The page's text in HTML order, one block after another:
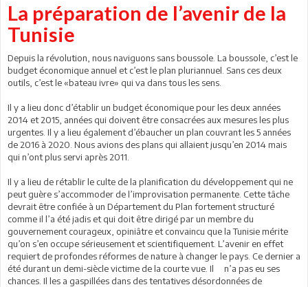
La préparation de l’avenir de la
Tunisie
Depuis la révolution, nous naviguons sans boussole. La boussole, c’est le
budget économique annuel et c’est le plan pluriannuel. Sans ces deux
outils, c’est le «bateau ivre» qui va dans tous les sens.
Il y a lieu donc d’établir un budget économique pour les deux années
2014 et 2015, années qui doivent être consacrées aux mesures les plus
urgentes. Il y a lieu également d’ébaucher un plan couvrant les 5 années
de 2016 à 2020. Nous avions des plans qui allaient jusqu’en 2014 mais
qui n’ont plus servi après 2011.
Il y a lieu de rétablir le culte de la planification du développement qui ne
peut guère s’accommoder de l’improvisation permanente. Cette tâche
devrait être confiée à un Département du Plan fortement structuré
comme il l’a été jadis et qui doit être dirigé par un membre du
gouvernement courageux, opiniâtre et convaincu que la Tunisie mérite
qu’on s’en occupe sérieusement et scientifiquement. L’avenir en effet
requiert de profondes réformes de nature à changer le pays. Ce dernier a
été durant un demi-siècle victime de la courte vue. Il n’a pas eu ses
chances. Il les a gaspillées dans des tentatives désordonnées de